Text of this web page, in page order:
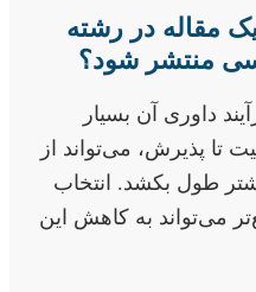
مقاله در رشته
منتشر شود؟
داوری آن بسیار
تا پذیرش، می‌تواند از
طول بکشد. انتخاب
می‌تواند به کاهش این